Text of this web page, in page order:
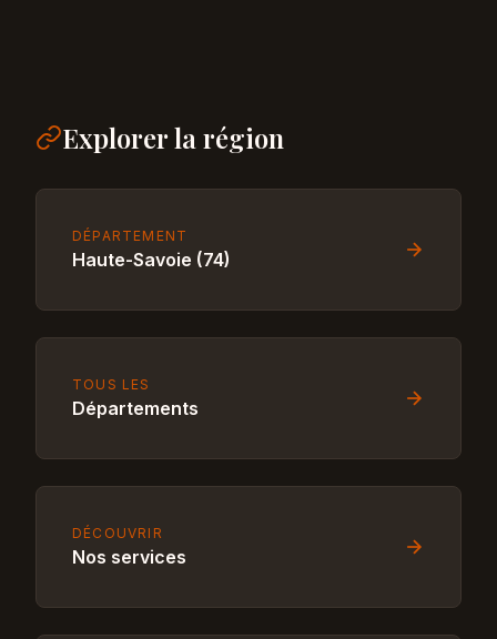
Explorer la région
DÉPARTEMENT
Haute-Savoie (74)
TOUS LES
Départements
DÉCOUVRIR
Nos services